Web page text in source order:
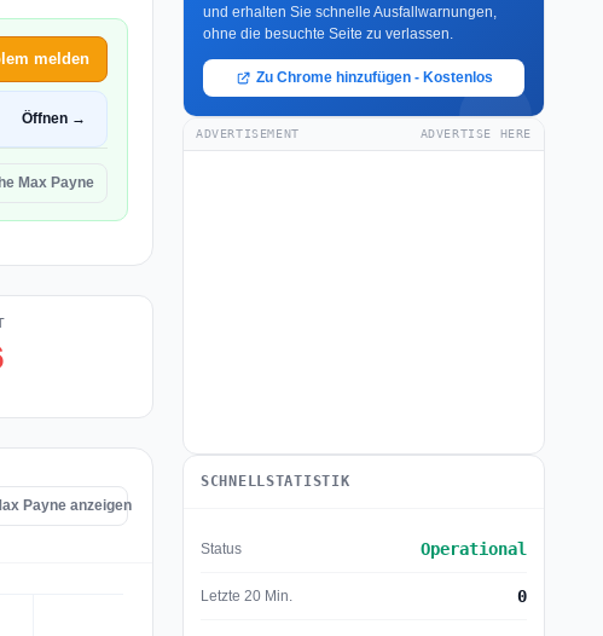
melden
Öffnen →
Max Payne
Payne anzeigen
und erhalten Sie schnelle Ausfallwarnungen,
ohne die besuchte Seite zu verlassen.
Zu Chrome hinzufügen - Kostenlos
ADVERTISEMENT ADVERTISE HERE
SCHNELLSTATISTIK
Status Operational
Letzte 20 Min. 0